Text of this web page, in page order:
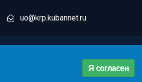
uo@krp.kubannet.ru
© 2026 | Управление образования
муниципального образования
Я согласен